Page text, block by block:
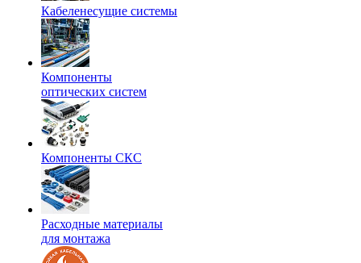
Кабеленесущие системы
Компоненты
оптических систем
Компоненты СКС
Расходные материалы
для монтажа